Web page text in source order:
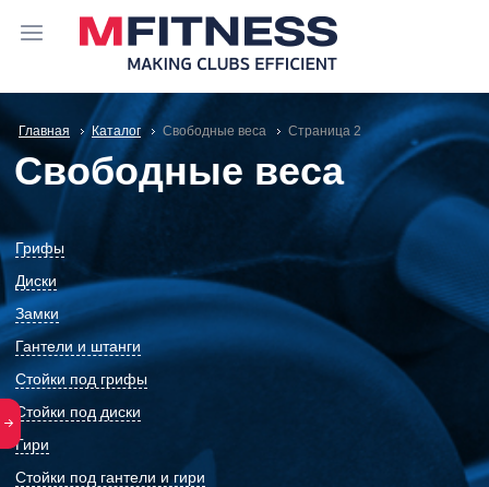
Главная Каталог Свободные веса Cтраница 2
Свободные веса
Грифы
Диски
Замки
Гантели и штанги
Стойки под грифы
Стойки под диски
Гири
Стойки под гантели и гири